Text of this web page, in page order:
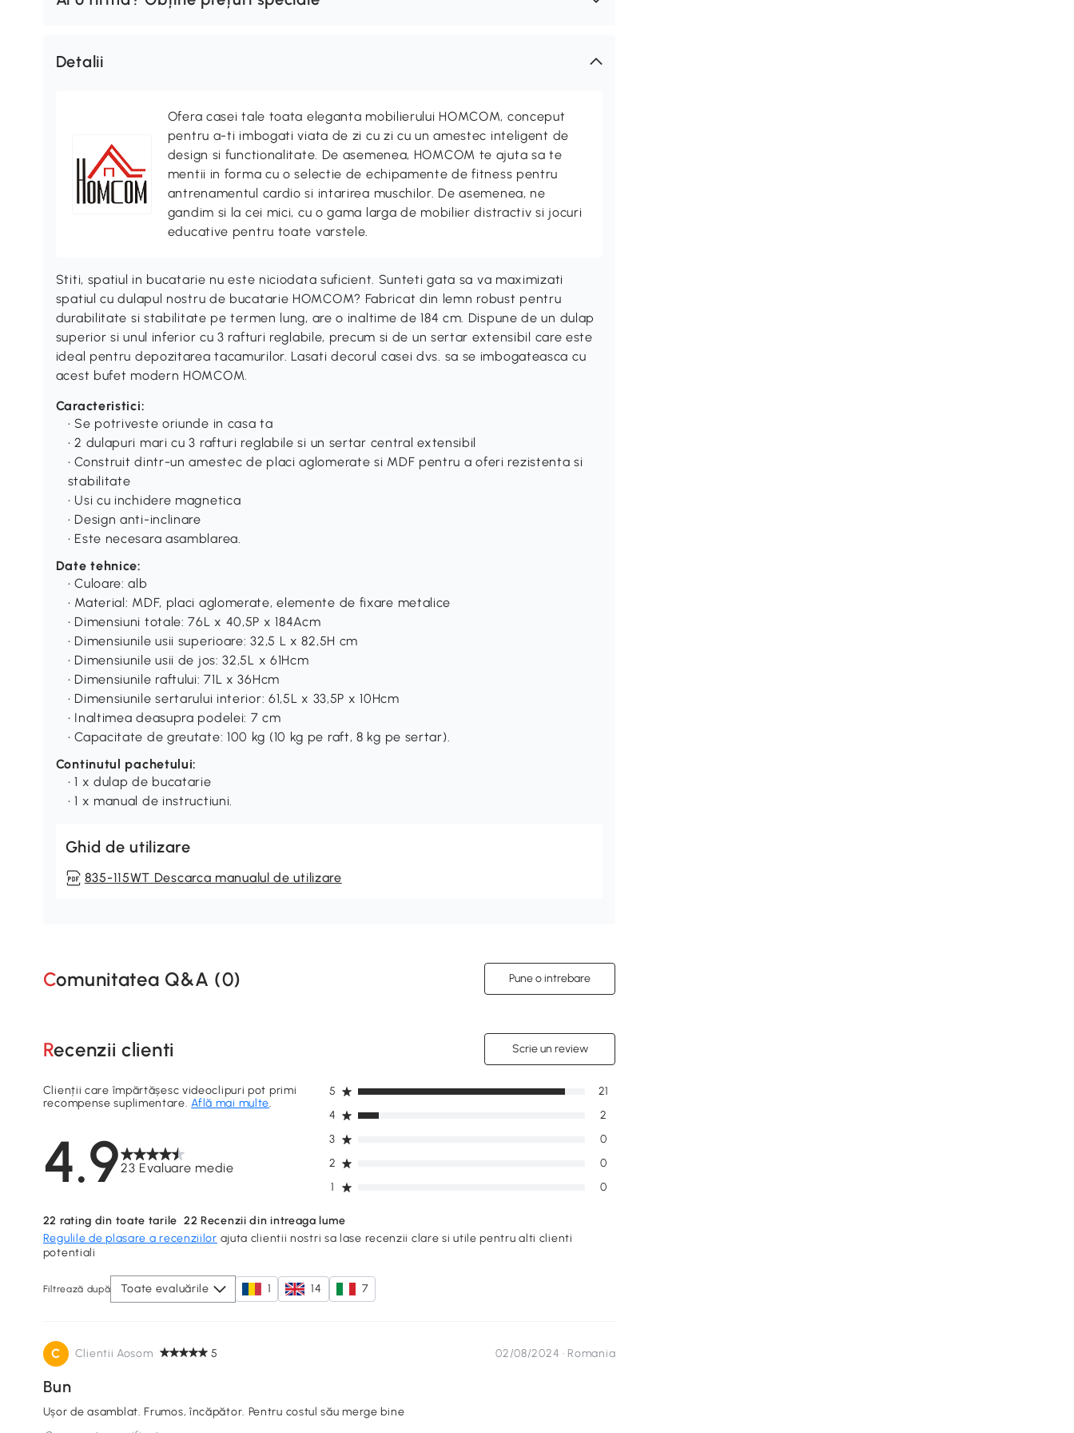
Detalii
Ofera casei tale toata eleganta mobilierului HOMCOM, conceput
pentru a-ti imbogati viata de zi cu zi cu un amestec inteligent de
design si functionalitate. De asemenea, HOMCOM te ajuta sa te
mentii in forma cu o selectie de echipamente de fitness pentru
antrenamentul cardio si intarirea muschilor. De asemenea, ne
gandim si la cei mici, cu o gama larga de mobilier distractiv si jocuri
educative pentru toate varstele.
Stiti, spatiul in bucatarie nu este niciodata suficient. Sunteti gata sa va maximizati
spatiul cu dulapul nostru de bucatarie HOMCOM? Fabricat din lemn robust pentru
durabilitate si stabilitate pe termen lung, are o inaltime de 184 cm. Dispune de un dulap
superior si unul inferior cu 3 rafturi reglabile, precum si de un sertar extensibil care este
ideal pentru depozitarea tacamurilor. Lasati decorul casei dvs. sa se imbogateasca cu
acest bufet modern HOMCOM.
Caracteristici:
• Se potriveste oriunde in casa ta
• 2 dulapuri mari cu 3 rafturi reglabile si un sertar central extensibil
• Construit dintr-un amestec de placi aglomerate si MDF pentru a oferi rezistenta si
stabilitate
• Usi cu inchidere magnetica
• Design anti-inclinare
• Este necesara asamblarea.
Date tehnice:
• Culoare: alb
• Material: MDF, placi aglomerate, elemente de fixare metalice
• Dimensiuni totale: 76L x 40,5P x 184Acm
• Dimensiunile usii superioare: 32,5 L x 82,5H cm
• Dimensiunile usii de jos: 32,5L x 61Hcm
• Dimensiunile raftului: 71L x 36Hcm
• Dimensiunile sertarului interior: 61,5L x 33,5P x 10Hcm
• Inaltimea deasupra podelei: 7 cm
• Capacitate de greutate: 100 kg (10 kg pe raft, 8 kg pe sertar).
Continutul pachetului:
• 1 x dulap de bucatarie
• 1 x manual de instructiuni.
Ghid de utilizare
835-115WT Descarca manualul de utilizare
Comunitatea Q&A (0) Pune o intrebare
Recenzii clienti Scrie un review
4.923 Evaluare medie
Clienții care împărtășesc videoclipuri pot primi
recompense suplimentare.Află mai multe.
1 0
2 0
3 0
4 2
5 21
22 rating din toate tarile 22 Recenzii din intreaga lume
Regulile de plasare a recenziilor ajuta clientii nostri sa lase recenzii clare si utile pentru alti clienti
potentiali
Filtrează după Toate evaluările 1 14 7
C Clientii Aosom 5 02/08/2024 · Romania
Bun
Ușor de asamblat. Frumos, încăpător. Pentru costul său merge bine